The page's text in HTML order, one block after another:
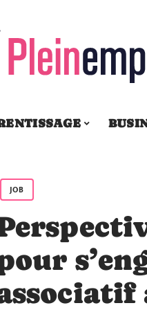
JOB